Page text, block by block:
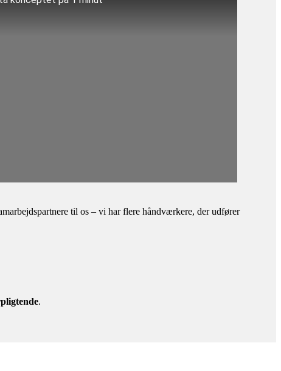
til os – vi har flere håndværkere, der udfører
.